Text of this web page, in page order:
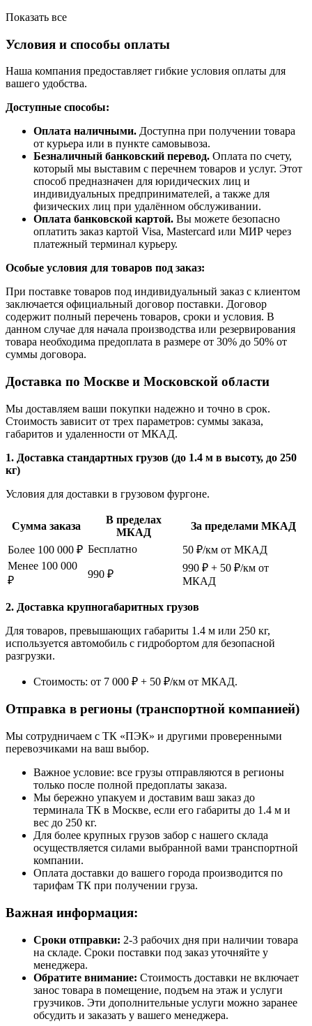
Показать все
Условия и способы оплаты
Наша компания предоставляет гибкие условия оплаты для
вашего удобства.
Доступные способы:
Оплата наличными. Доступна при получении товара
от курьера или в пункте самовывоза.
Безналичный банковский перевод. Оплата по счету,
который мы выставим с перечнем товаров и услуг. Этот
способ предназначен для юридических лиц и
индивидуальных предпринимателей, а также для
физических лиц при удалённом обслуживании.
Оплата банковской картой. Вы можете безопасно
оплатить заказ картой Visa, Mastercard или МИР через
платежный терминал курьеру.
Особые условия для товаров под заказ:
При поставке товаров под индивидуальный заказ с клиентом
заключается официальный договор поставки. Договор
содержит полный перечень товаров, сроки и условия. В
данном случае для начала производства или резервирования
товара необходима предоплата в размере от 30% до 50% от
суммы договора.
Доставка по Москве и Московской области
Мы доставляем ваши покупки надежно и точно в срок.
Стоимость зависит от трех параметров: суммы заказа,
габаритов и удаленности от МКАД.
1. Доставка стандартных грузов (до 1.4 м в высоту, до 250
кг)
Условия для доставки в грузовом фургоне.
Сумма заказа
В пределах
МКАД
За пределами МКАД
Более 100 000 ₽ Бесплатно
50 ₽/км от МКАД
Менее 100 000
₽
990 ₽
990 ₽ + 50 ₽/км от
МКАД
2. Доставка крупногабаритных грузов
Для товаров, превышающих габариты 1.4 м или 250 кг,
используется автомобиль с гидробортом для безопасной
разгрузки.
Стоимость: от 7 000 ₽ + 50 ₽/км от МКАД.
Отправка в регионы (транспортной компанией)
Мы сотрудничаем с ТК «ПЭК» и другими проверенными
перевозчиками на ваш выбор.
Важное условие: все грузы отправляются в регионы
только после полной предоплаты заказа.
Мы бережно упакуем и доставим ваш заказ до
терминала ТК в Москве, если его габариты до 1.4 м и
вес до 250 кг.
Для более крупных грузов забор с нашего склада
осуществляется силами выбранной вами транспортной
компании.
Оплата доставки до вашего города производится по
тарифам ТК при получении груза.
Важная информация:
Сроки отправки: 2-3 рабочих дня при наличии товара
на складе. Сроки поставки под заказ уточняйте у
менеджера.
Обратите внимание: Стоимость доставки не включает
занос товара в помещение, подъем на этаж и услуги
грузчиков. Эти дополнительные услуги можно заранее
обсудить и заказать у вашего менеджера.